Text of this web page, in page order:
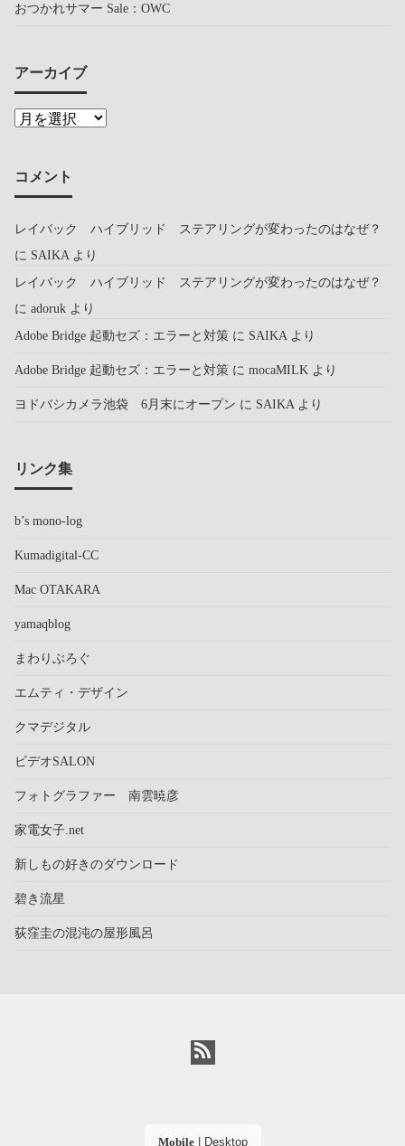
おつかれサマー Sale：OWC
アーカイブ
コメント
レイバック ハイブリッド ステアリングが変わったのはなぜ？
に SAIKAより
レイバック ハイブリッド ステアリングが変わったのはなぜ？
に adoruk より
Adobe Bridge 起動セズ：エラーと対策 に SAIKAより
Adobe Bridge 起動セズ：エラーと対策 に mocaMILK より
ヨドバシカメラ池袋 6月末にオープン に SAIKAより
リンク集
b’s mono-log
Kumadigital-CC
Mac OTAKARA
yamaqblog
まわりぶろぐ
エムティ・デザイン
クマデジタル
ビデオSALON
フォトグラファー 南雲暁彦
家電女子.net
新しもの好きのダウンロード
碧き流星
荻窪圭の混沌の屋形風呂
Mobile| Desktop